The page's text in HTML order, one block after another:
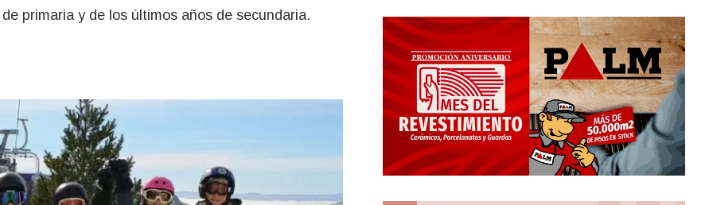
primaria y de los últimos años de secundaria.